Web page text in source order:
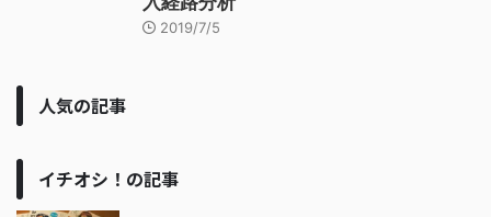
2019/7/5
人気の記事
イチオシ！の記事